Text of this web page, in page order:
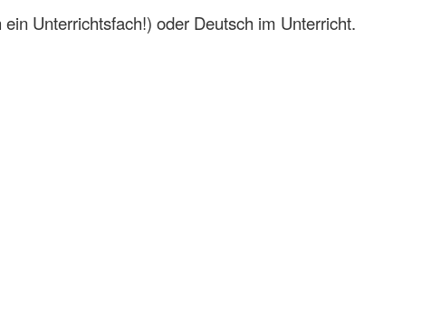
Unterrichtsfach!) oder Deutsch im Unterricht.